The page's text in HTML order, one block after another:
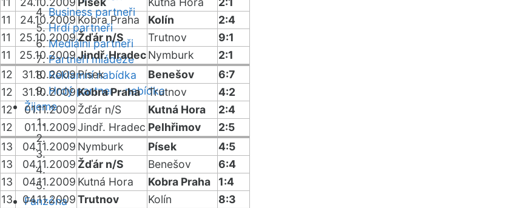
Business partneři
Hrdí partneři
Mediální partneři
Partneři mládeže
Reklamní nabídka
Hrdý partner - nabídka
Žijeme
Fanzóna
11
24.10.2009Kobra Praha Kolín
2:4
11
25.10.2009Žďár n/S Trutnov
9:1
11
25.10.2009Jindř. HradecNymburk
2:1
12
31.10.2009Písek Benešov
6:7
12
31.10.2009Kobra Praha Trutnov
4:2
12
01.11.2009 Žďár n/S Kutná Hora
2:4
12
01.11.2009Jindř. Hradec Pelhřimov
2:5
13
04.11.2009 Nymburk Písek
4:5
13
04.11.2009 Žďár n/S Benešov
6:4
13
04.11.2009 Kutná Hora Kobra Praha
1:4
13
04.11.2009Trutnov Kolín
8:3